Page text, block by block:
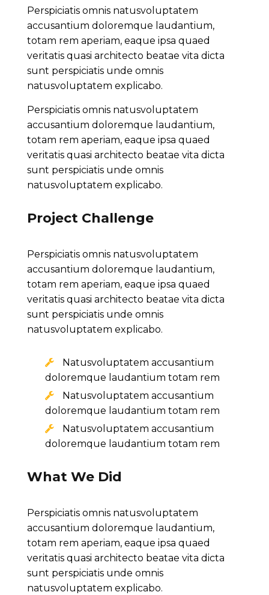
Perspiciatis omnis natusvoluptatem
accusantium doloremque laudantium,
totam rem aperiam, eaque ipsa quaed
veritatis quasi architecto beatae vita dicta
sunt perspiciatis unde omnis
natusvoluptatem explicabo.
Perspiciatis omnis natusvoluptatem
accusantium doloremque laudantium,
totam rem aperiam, eaque ipsa quaed
veritatis quasi architecto beatae vita dicta
sunt perspiciatis unde omnis
natusvoluptatem explicabo.
Project Challenge
Perspiciatis omnis natusvoluptatem
accusantium doloremque laudantium,
totam rem aperiam, eaque ipsa quaed
veritatis quasi architecto beatae vita dicta
sunt perspiciatis unde omnis
natusvoluptatem explicabo.
Natusvoluptatem accusantium
doloremque laudantium totam rem
Natusvoluptatem accusantium
doloremque laudantium totam rem
Natusvoluptatem accusantium
doloremque laudantium totam rem
What We Did
Perspiciatis omnis natusvoluptatem
accusantium doloremque laudantium,
totam rem aperiam, eaque ipsa quaed
veritatis quasi architecto beatae vita dicta
sunt perspiciatis unde omnis
natusvoluptatem explicabo.